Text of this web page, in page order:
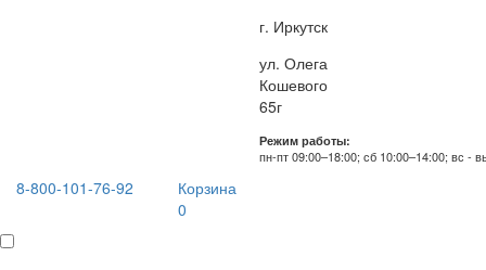
г. Иркутск
ул. Олега
Кошевого
65г
Режим работы:
пн-пт 09:00–18:00; сб 10:00–14:00; вс -
8-800-101-76-92
Корзина
0